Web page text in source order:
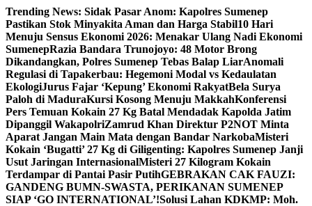
Skip
to
content
Trending News: Sidak Pasar Anom: Kapolres Sumenep
Pastikan Stok Minyakita Aman dan Harga Stabil10 Hari
Menuju Sensus Ekonomi 2026: Menakar Ulang Nadi Ekonomi
SumenepRazia Bandara Trunojoyo: 48 Motor Brong
Dikandangkan, Polres Sumenep Tebas Balap LiarAnomali
Regulasi di Tapakerbau: Hegemoni Modal vs Kedaulatan
EkologiJurus Fajar ‘Kepung’ Ekonomi RakyatBela Surya
Paloh di MaduraKursi Kosong Menuju MakkahKonferensi
Pers Temuan Kokain 27 Kg Batal Mendadak Kapolda Jatim
Dipanggil WakapolriZamrud Khan Direktur P2NOT Minta
Aparat Jangan Main Mata dengan Bandar NarkobaMisteri
Kokain ‘Bugatti’ 27 Kg di Giligenting: Kapolres Sumenep Janji
Usut Jaringan InternasionalMisteri 27 Kilogram Kokain
Terdampar di Pantai Pasir PutihGEBRAKAN CAK FAUZI:
GANDENG BUMN-SWASTA, PERIKANAN SUMENEP
SIAP ‘GO INTERNATIONAL’!Solusi Lahan KDKMP: Moh.